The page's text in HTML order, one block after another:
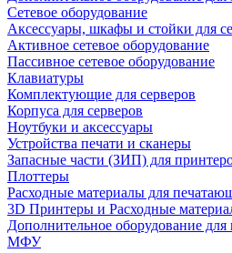
Сетевое оборудование
Аксессуары, шкафы и стойки для
Активное сетевое оборудование
Пассивное сетевое оборудование
Клавиатуры
Комплектующие для серверов
Корпуса для серверов
Ноутбуки и аксессуары
Устройства печати и сканеры
Запасные части (ЗИП) для
Плоттеры
Расходные материалы для
3D Принтеры и Расходные
Дополнительное оборудование
МФУ